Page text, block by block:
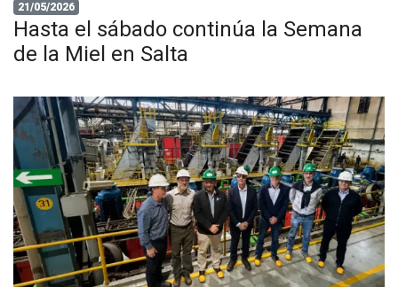
21/05/2026
Hasta el sábado continúa la Semana
de la Miel en Salta